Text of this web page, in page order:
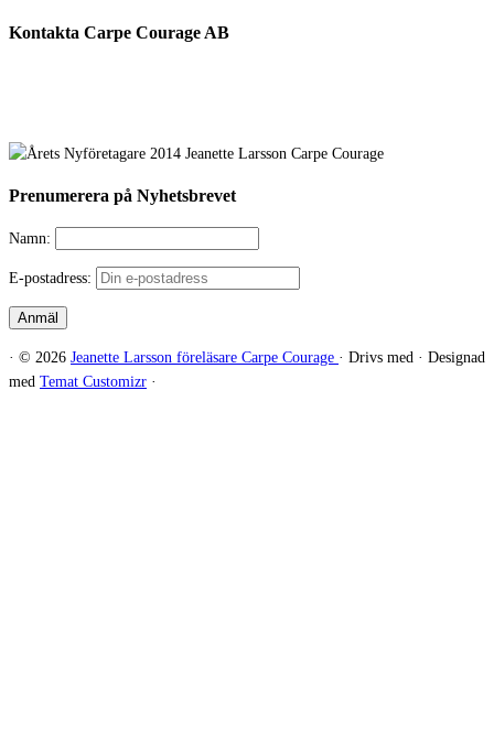
Kontakta Carpe Courage AB
Prenumerera på Nyhetsbrevet
Namn:
E-postadress:
· © 2026 Jeanette Larsson föreläsare Carpe Courage · Drivs med · Designad
med Temat Customizr ·